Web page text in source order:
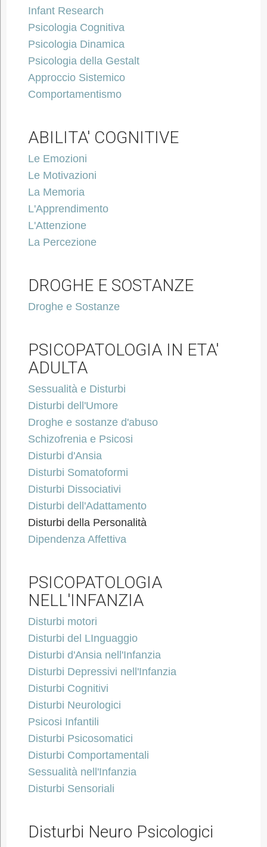
Infant Research
Psicologia Cognitiva
Psicologia Dinamica
Psicologia della Gestalt
Approccio Sistemico
Comportamentismo
ABILITA' COGNITIVE
Le Emozioni
Le Motivazioni
La Memoria
L'Apprendimento
L'Attenzione
La Percezione
DROGHE E SOSTANZE
Droghe e Sostanze
PSICOPATOLOGIA IN ETA'
ADULTA
Sessualità e Disturbi
Disturbi dell'Umore
Droghe e sostanze d'abuso
Schizofrenia e Psicosi
Disturbi d'Ansia
Disturbi Somatoformi
Disturbi Dissociativi
Disturbi dell'Adattamento
Disturbi della Personalità
Dipendenza Affettiva
PSICOPATOLOGIA
NELL'INFANZIA
Disturbi motori
Disturbi del LInguaggio
Disturbi d'Ansia nell'Infanzia
Disturbi Depressivi nell'Infanzia
Disturbi Cognitivi
Disturbi Neurologici
Psicosi Infantili
Disturbi Psicosomatici
Disturbi Comportamentali
Sessualità nell'Infanzia
Disturbi Sensoriali
Disturbi Neuro Psicologici